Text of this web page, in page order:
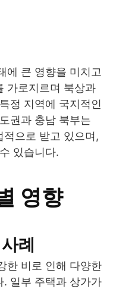
에 큰 영향을 미치고
가로지르며 북상과
정 지역에 국지적인
권과 충남 북부는
으로 받고 있으며,
있습니다.
영향
례
한 비로 인해 다양한
. 일부 주택과 상가가